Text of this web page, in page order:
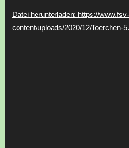
Datei herunterladen: https://
content/uploads/2020/12/Toerchen-